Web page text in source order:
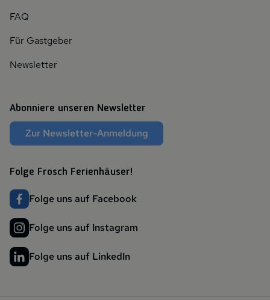
FAQ
Für Gastgeber
Newsletter
Abonniere unseren Newsletter
Zur Newsletter-Anmeldung
Folge Frosch Ferienhäuser!
Folge uns auf Facebook
Folge uns auf Instagram
Folge uns auf LinkedIn